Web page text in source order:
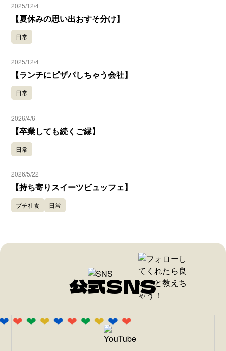
2025/12/4
【夏休みの思い出おすそ分け】
日常
2025/12/4
【ランチにピザパしちゃう会社】
日常
2026/4/6
【卒業しても続くご縁】
日常
2026/5/22
【持ち寄りスイーツビュッフェ】
プチ社食 日常
公式SNS
❤ ❤ ❤ ❤ ❤ ❤ ❤ ❤ ❤ ❤